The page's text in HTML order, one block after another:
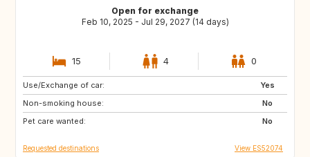
Open for exchange
Feb 10, 2025 - Jul 29, 2027 (14 days)
15 4 0
Use/Exchange of car:
Yes
Non-smoking house:
No
Pet care wanted:
No
ES
GB
PT
Requested destinations View ES52074